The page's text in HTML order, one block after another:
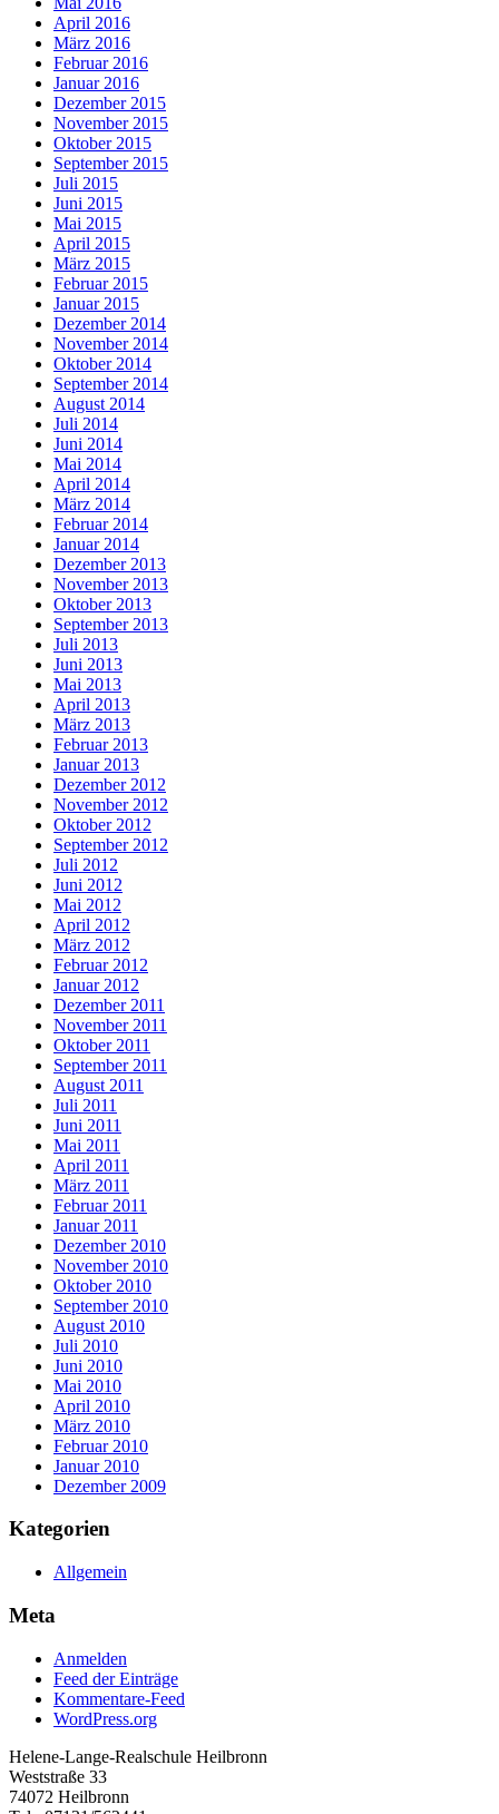
April 2016
März 2016
Februar 2016
Januar 2016
Dezember 2015
November 2015
Oktober 2015
September 2015
Juli 2015
Juni 2015
Mai 2015
April 2015
März 2015
Februar 2015
Januar 2015
Dezember 2014
November 2014
Oktober 2014
September 2014
August 2014
Juli 2014
Juni 2014
Mai 2014
April 2014
März 2014
Februar 2014
Januar 2014
Dezember 2013
November 2013
Oktober 2013
September 2013
Juli 2013
Juni 2013
Mai 2013
April 2013
März 2013
Februar 2013
Januar 2013
Dezember 2012
November 2012
Oktober 2012
September 2012
Juli 2012
Juni 2012
Mai 2012
April 2012
März 2012
Februar 2012
Januar 2012
Dezember 2011
November 2011
Oktober 2011
September 2011
August 2011
Juli 2011
Juni 2011
Mai 2011
April 2011
März 2011
Februar 2011
Januar 2011
Dezember 2010
November 2010
Oktober 2010
September 2010
August 2010
Juli 2010
Juni 2010
Mai 2010
April 2010
März 2010
Februar 2010
Januar 2010
Dezember 2009
Kategorien
Allgemein
Meta
Anmelden
Feed der Einträge
Kommentare-Feed
WordPress.org
Helene-Lange-Realschule Heilbronn
Weststraße 33
74072 Heilbronn